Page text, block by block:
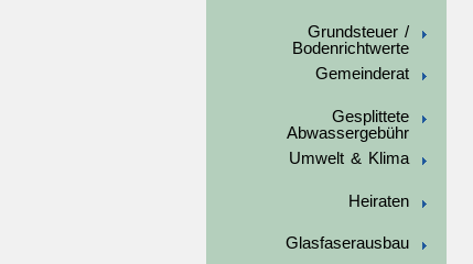
Grundsteuer /
Bodenrichtwerte
Gemeinderat
Gesplittete
Abwassergebühr
Umwelt & Klima
Heiraten
Glasfaserausbau